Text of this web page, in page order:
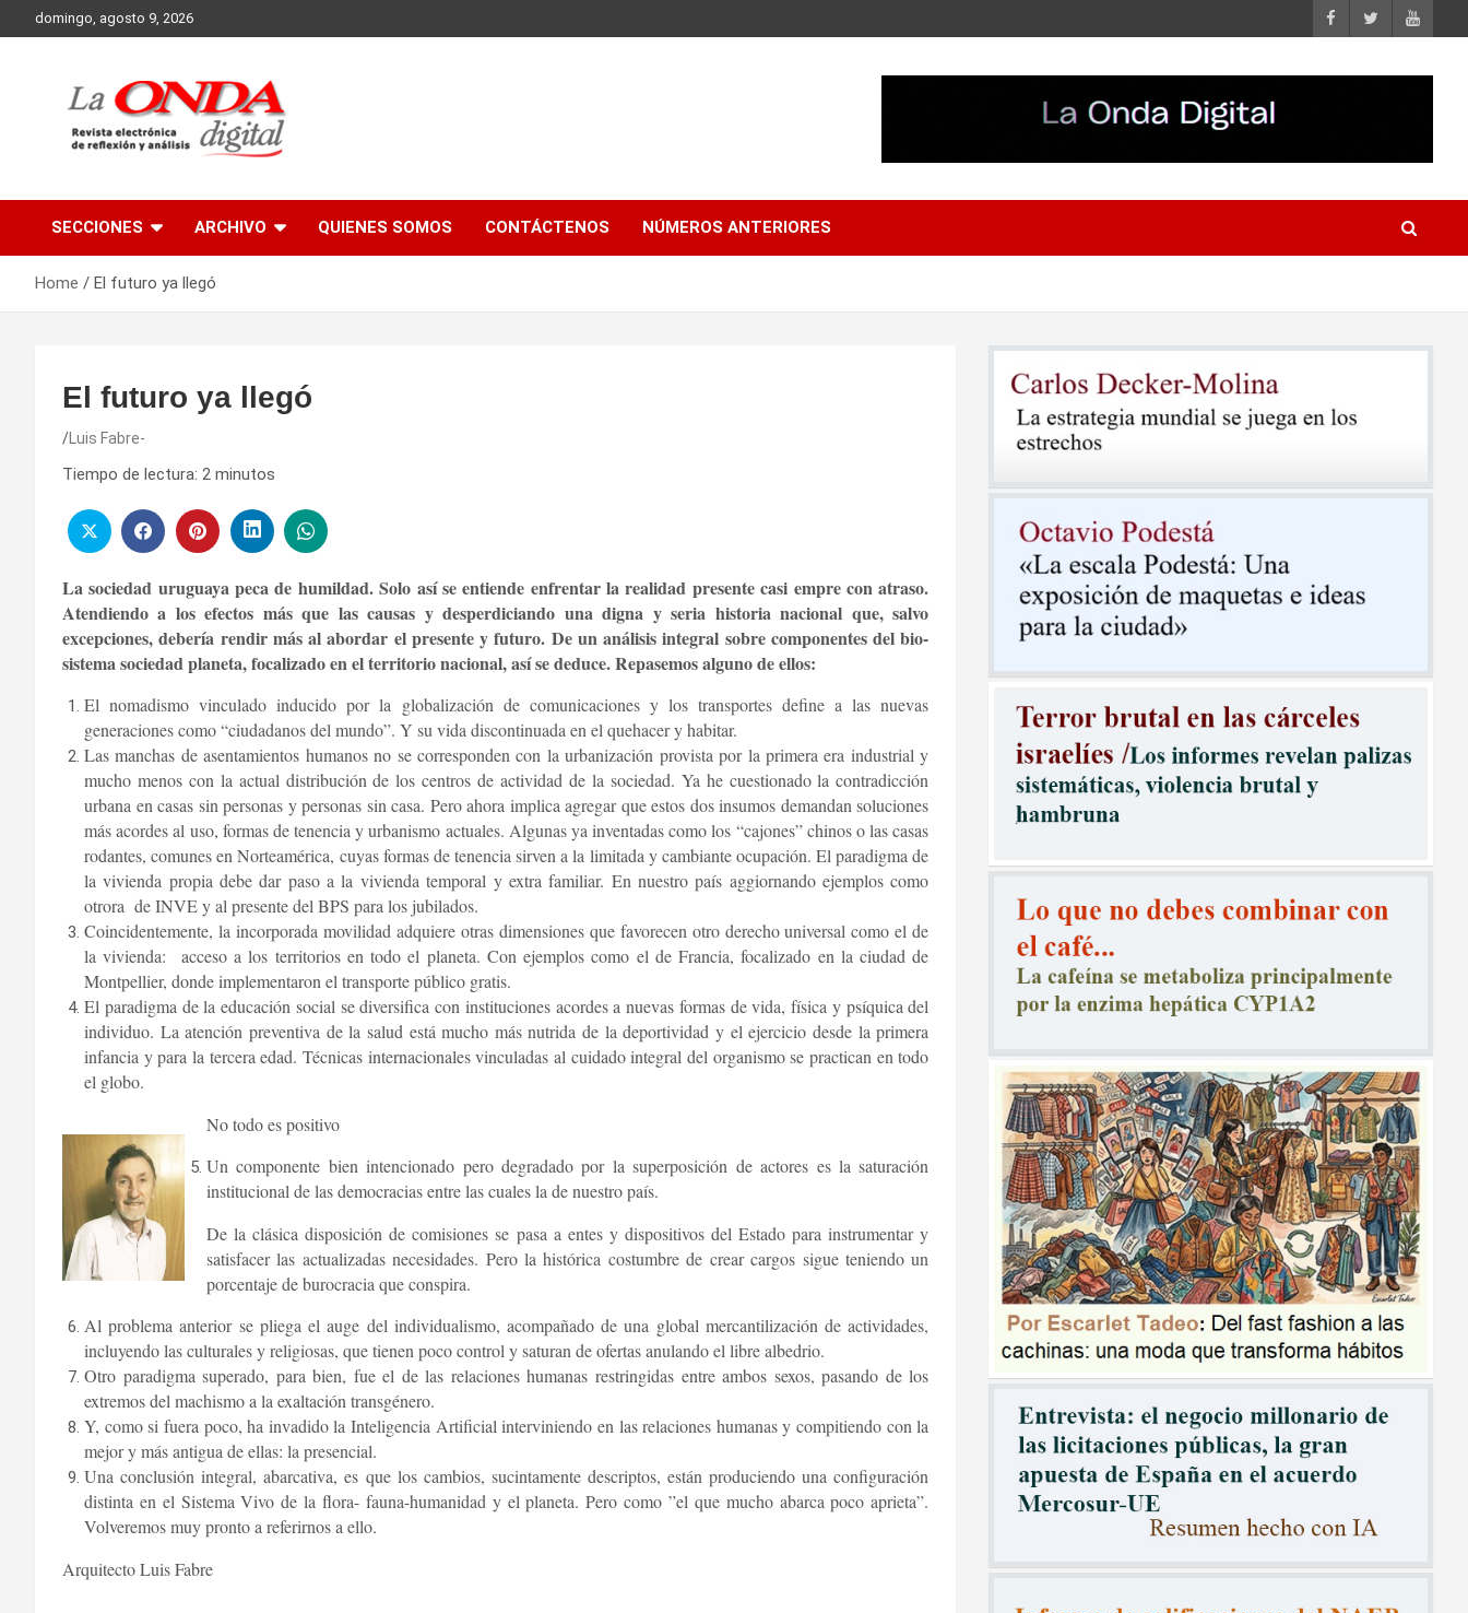
to
domingo, agosto 9, 2026
SECCIONES ARCHIVO QUIENES SOMOS CONTÁCTENOS NÚMEROS ANTERIORES
Home El futuro ya llegó
El futuro ya llegó
Luis Fabre-
Tiempo de lectura: 2 minutos
La sociedad uruguaya peca de humildad. Solo así se entiende enfrentar la realidad presente casi empre con atraso.
Atendiendo a los efectos más que las causas y desperdiciando una digna y seria historia nacional que, salvo
excepciones, debería rendir más al abordar el presente y futuro. De un análisis integral sobre componentes del bio-
sistema sociedad planeta, focalizado en el territorio nacional, así se deduce. Repasemos alguno de ellos:
El nomadismo vinculado inducido por la globalización de comunicaciones y los transportes define a las nuevas
generaciones como “ciudadanos del mundo”. Y su vida discontinuada en el quehacer y habitar.
Las manchas de asentamientos humanos no se corresponden con la urbanización provista por la primera era industrial y
mucho menos con la actual distribución de los centros de actividad de la sociedad. Ya he cuestionado la contradicción
urbana en casas sin personas y personas sin casa. Pero ahora implica agregar que estos dos insumos demandan soluciones
más acordes al uso, formas de tenencia y urbanismo actuales. Algunas ya inventadas como los “cajones” chinos o las casas
rodantes, comunes en Norteamérica, cuyas formas de tenencia sirven a la limitada y cambiante ocupación. El paradigma de
la vivienda propia debe dar paso a la vivienda temporal y extra familiar. En nuestro país aggiornando ejemplos como
otrora de INVE y al presente del BPS para los jubilados.
Coincidentemente, la incorporada movilidad adquiere otras dimensiones que favorecen otro derecho universal como el de
la vivienda: acceso a los territorios en todo el planeta. Con ejemplos como el de Francia, focalizado en la ciudad de
Montpellier, donde implementaron el transporte público gratis.
El paradigma de la educación social se diversifica con instituciones acordes a nuevas formas de vida, física y psíquica del
individuo. La atención preventiva de la salud está mucho más nutrida de la deportividad y el ejercicio desde la primera
infancia y para la tercera edad. Técnicas internacionales vinculadas al cuidado integral del organismo se practican en todo
el globo.
No todo es positivo
Un componente bien intencionado pero degradado por la superposición de actores es la saturación
institucional de las democracias entre las cuales la de nuestro país.
De la clásica disposición de comisiones se pasa a entes y dispositivos del Estado para instrumentar y
satisfacer las actualizadas necesidades. Pero la histórica costumbre de crear cargos sigue teniendo un
porcentaje de burocracia que conspira.
Al problema anterior se pliega el auge del individualismo, acompañado de una global mercantilización de actividades,
incluyendo las culturales y religiosas, que tienen poco control y saturan de ofertas anulando el libre albedrio.
Otro paradigma superado, para bien, fue el de las relaciones humanas restringidas entre ambos sexos, pasando de los
extremos del machismo a la exaltación transgénero.
Y, como si fuera poco, ha invadido la Inteligencia Artificial interviniendo en las relaciones humanas y compitiendo con la
mejor y más antigua de ellas: la presencial.
Una conclusión integral, abarcativa, es que los cambios, sucintamente descriptos, están produciendo una configuración
distinta en el Sistema Vivo de la flora- fauna-humanidad y el planeta. Pero como ”el que mucho abarca poco aprieta”.
Volveremos muy pronto a referirnos a ello.
Arquitecto Luis Fabre